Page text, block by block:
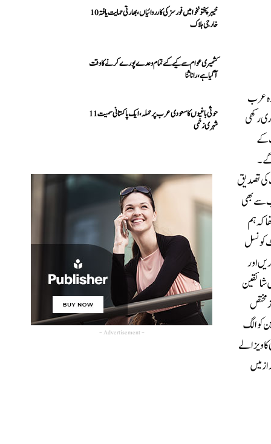
میزبانی میں ایشیا کپ نو سے 28 ستمبر تک متحدہ عرب
رکھی
کپ کے
کی تصدیق
سے بھی
کہ ہم
کونسل
اور
شائقین
مختص
کو الگ
ویزا لے
میں
خیبرپختونخوا میں فورسز کی کارروائیاں، بھارتی حمایت یافتہ 10
خارجی ہلاک
کشمیری عوام سے کیے گئے تمام وعدے پورے کرنے کا وقت
آ گیا ہے، رانا ثنا
حوثی باغیوں کا سعودی عرب پر حملہ، ایک پاکستانی سمیت 11
شہری زخمی
- Advertisement -